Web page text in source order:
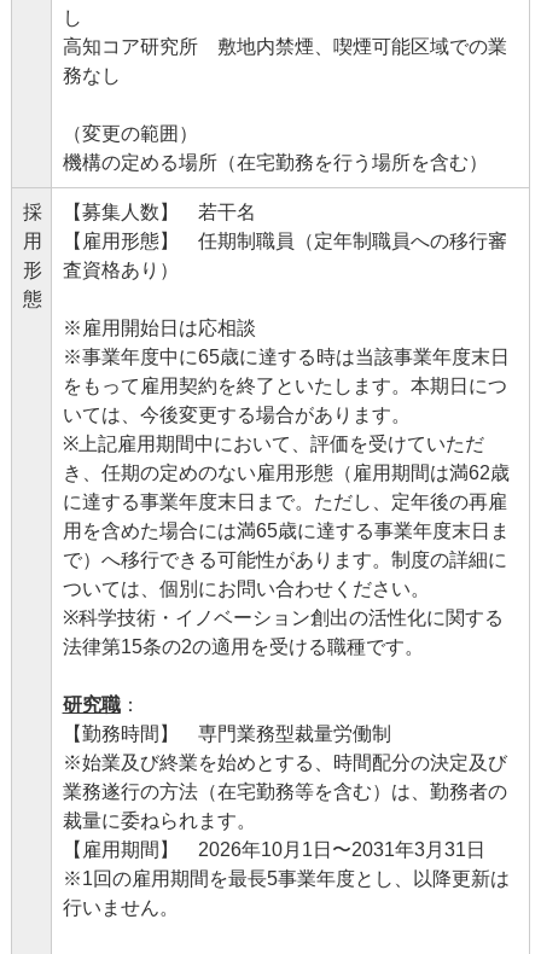
し
高知コア研究所 敷地内禁煙、喫煙可能区域での業
務なし
（変更の範囲）
機構の定める場所（在宅勤務を行う場所を含む）
採
用
形
態
【募集人数】 若干名
【雇用形態】 任期制職員（定年制職員への移行審
査資格あり）
※雇用開始日は応相談
※事業年度中に65歳に達する時は当該事業年度末日
をもって雇用契約を終了といたします。本期日につ
いては、今後変更する場合があります。
※上記雇用期間中において、評価を受けていただ
き、任期の定めのない雇用形態（雇用期間は満62歳
に達する事業年度末日まで。ただし、定年後の再雇
用を含めた場合には満65歳に達する事業年度末日ま
で）へ移行できる可能性があります。制度の詳細に
ついては、個別にお問い合わせください。
※科学技術・イノベーション創出の活性化に関する
法律第15条の2の適用を受ける職種です。
研究職：
【勤務時間】 専門業務型裁量労働制
※始業及び終業を始めとする、時間配分の決定及び
業務遂行の方法（在宅勤務等を含む）は、勤務者の
裁量に委ねられます。
【雇用期間】 2026年10月1日〜2031年3月31日
※1回の雇用期間を最長5事業年度とし、以降更新は
行いません。